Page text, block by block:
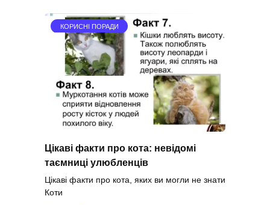
КОРИСНІ ПОРАДИ
Цікаві факти про кота: невідомі
таємниці улюбленців
Цікаві факти про кота, яких ви могли не знати
Коти